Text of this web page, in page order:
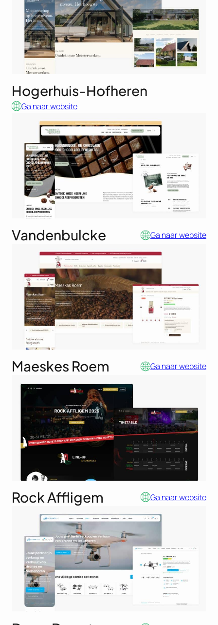
Hogerhuis-Hofheren
Ga naar website
Vandenbulcke Ga naar website
Maeskes Roem Ga naar website
Rock Affligem Ga naar website